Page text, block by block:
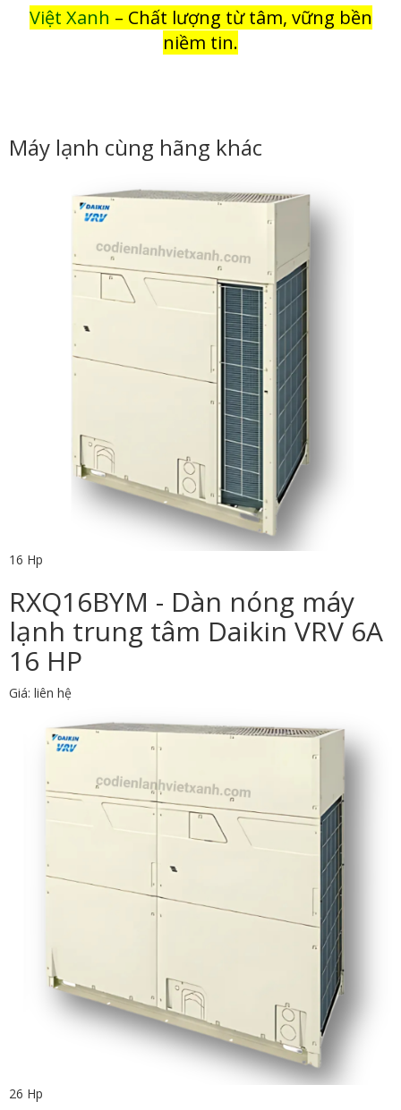
Việt Xanh – Chất lượng từ tâm, vững bền
niềm tin.
Máy lạnh cùng hãng khác
16 Hp
RXQ16BYM - Dàn nóng máy
lạnh trung tâm Daikin VRV 6A
16 HP
Giá: liên hệ
26 Hp